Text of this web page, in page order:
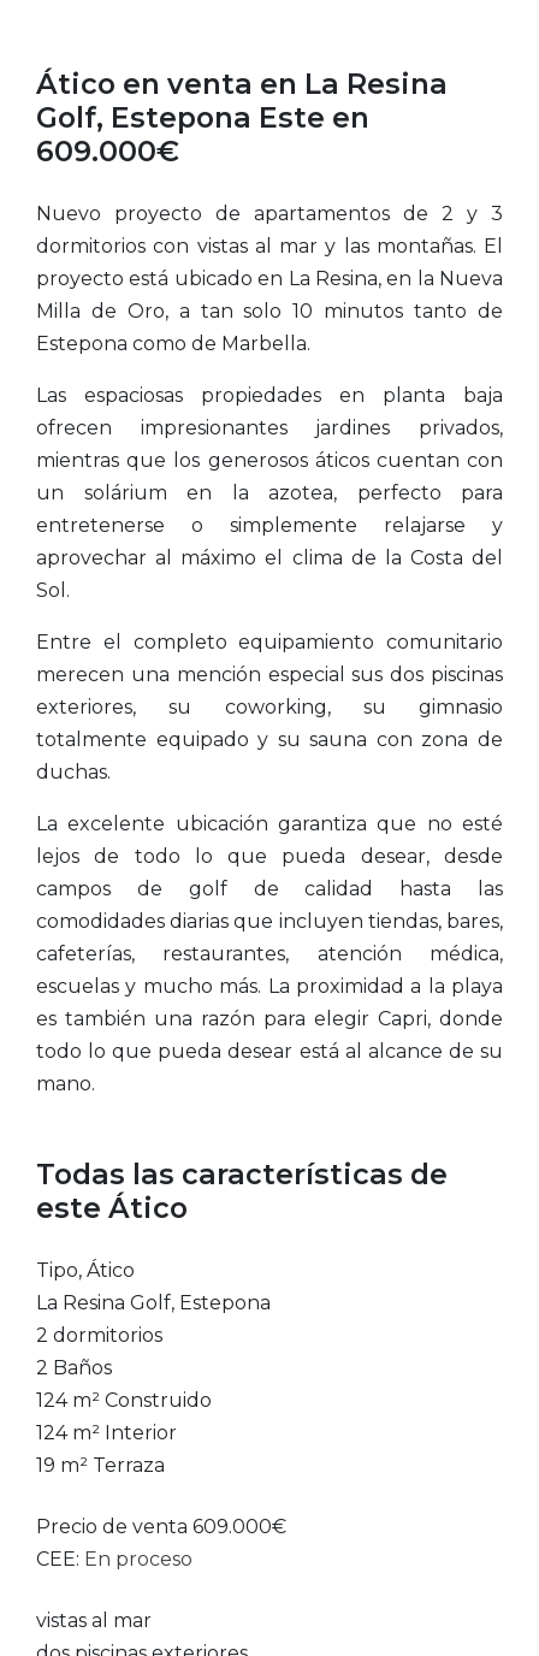
Ático en venta en La Resina
Golf, Estepona Este en
609.000€
Nuevo proyecto de apartamentos de 2 y 3
dormitorios con vistas al mar y las montañas. El
proyecto está ubicado en La Resina, en la Nueva
Milla de Oro, a tan solo 10 minutos tanto de
Estepona como de Marbella.
Las espaciosas propiedades en planta baja
ofrecen impresionantes jardines privados,
mientras que los generosos áticos cuentan con
un solárium en la azotea, perfecto para
entretenerse o simplemente relajarse y
aprovechar al máximo el clima de la Costa del
Sol.
Entre el completo equipamiento comunitario
merecen una mención especial sus dos piscinas
exteriores, su coworking, su gimnasio
totalmente equipado y su sauna con zona de
duchas.
La excelente ubicación garantiza que no esté
lejos de todo lo que pueda desear, desde
campos de golf de calidad hasta las
comodidades diarias que incluyen tiendas, bares,
cafeterías, restaurantes, atención médica,
escuelas y mucho más. La proximidad a la playa
es también una razón para elegir Capri, donde
todo lo que pueda desear está al alcance de su
mano.
Todas las características de
este Ático
Tipo, Ático
La Resina Golf, Estepona
2 dormitorios
2 Baños
124 m² Construido
124 m² Interior
19 m² Terraza
Precio de venta 609.000€
CEE: En proceso
vistas al mar